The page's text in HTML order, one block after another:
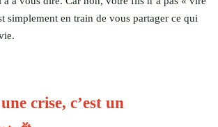
simplement en train de vous partager ce qui
crise, c’est un